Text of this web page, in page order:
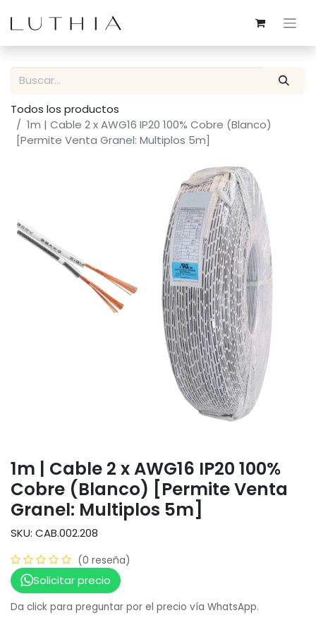
Todos los productos
1m | Cable 2 x AWG16 IP20 100% Cobre (Blanco)
[Permite Venta Granel: Multiplos 5m]
1m | Cable 2 x AWG16 IP20 100%
Cobre (Blanco) [Permite Venta
Granel: Multiplos 5m]
SKU: CAB.002.208
(0 reseña)
Solicitar precio
Da click para preguntar por el precio vía WhatsApp.